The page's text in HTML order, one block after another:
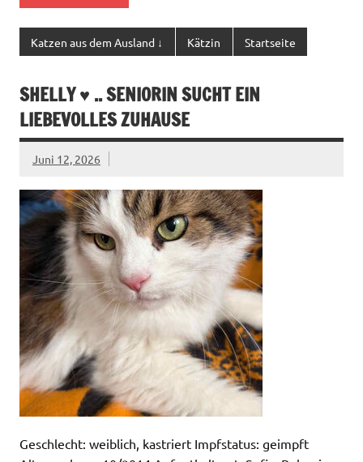
Katzen aus dem Ausland ↓ Kätzin Startseite
SHELLY ♥ .. SENIORIN SUCHT EIN
LIEBEVOLLES ZUHAUSE
Juni 12, 2026
Geschlecht: weiblich, kastriert Impfstatus: geimpft